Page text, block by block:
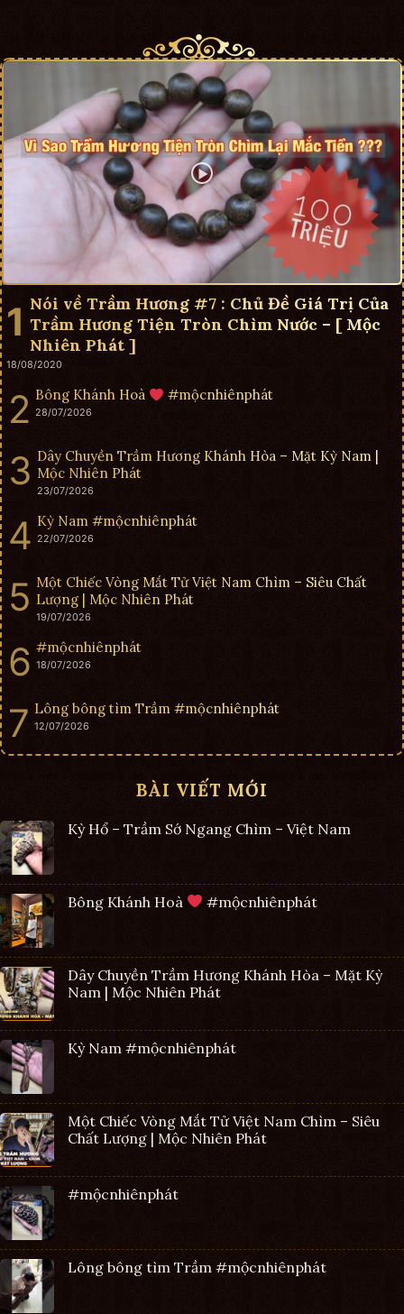
Nói về Trầm Hương #7 : Chủ Đề Giá Trị Của
Trầm Hương Tiện Tròn Chìm Nước – [ Mộc
Nhiên Phát ]
18/08/2020
Bông Khánh Hoà #mộcnhiênphát
28/07/2026
Dây Chuyền Trầm Hương Khánh Hòa – Mặt Kỳ Nam |
Mộc Nhiên Phát
23/07/2026
Kỳ Nam #mộcnhiênphát
22/07/2026
Một Chiếc Vòng Mắt Tử Việt Nam Chìm – Siêu Chất
Lượng | Mộc Nhiên Phát
19/07/2026
#mộcnhiênphát
18/07/2026
Lông bông tìm Trầm #mộcnhiênphát
12/07/2026
BÀI VIẾT MỚI
Kỳ Hổ – Trầm Sớ Ngang Chìm – Việt Nam
Bông Khánh Hoà #mộcnhiênphát
Dây Chuyền Trầm Hương Khánh Hòa – Mặt Kỳ
Nam | Mộc Nhiên Phát
Kỳ Nam #mộcnhiênphát
Một Chiếc Vòng Mắt Tử Việt Nam Chìm – Siêu
Chất Lượng | Mộc Nhiên Phát
#mộcnhiênphát
Lông bông tìm Trầm #mộcnhiênphát